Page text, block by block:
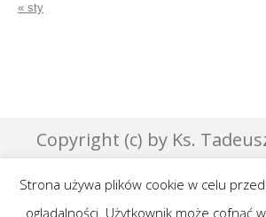
« sty
Copyright (c) by Ks.
GraphicsLab
Strona używa plików cookie w celu
oglądalności. Użytkownik może cofnąć